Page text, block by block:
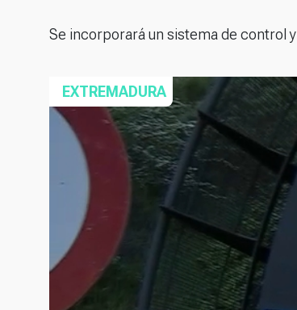
Se incorporará un sistema de control
EXTREMADURA